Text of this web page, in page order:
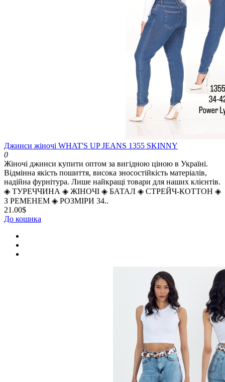
Джинси жіночі WHAT'S UP JEANS 1355 SKINNY
0
Жіночі джинси купити оптом за вигідною ціною в Україні.
Відмінна якість пошиття, висока зносостійкість матеріалів,
надійна фурнітура. Лише найкращі товари для наших клієнтів.
◈️ ТУРЕЧЧИНА ◈️ ЖІНОЧІ ◈️ БАТАЛ ◈️ СТРЕЙЧ-КОТТОН ◈️
З РЕМЕНЕМ ◈️ РОЗМІРИ 34..
21.00$
До кошика